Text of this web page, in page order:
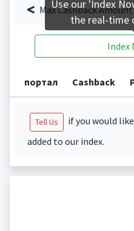
Max Cashback
Index
портал Cashback
Tell Us
if you would
added to our index.
Use our 'Index
the real-time